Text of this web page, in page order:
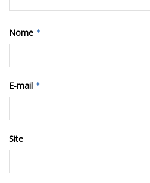
Nome *
E-mail *
Site